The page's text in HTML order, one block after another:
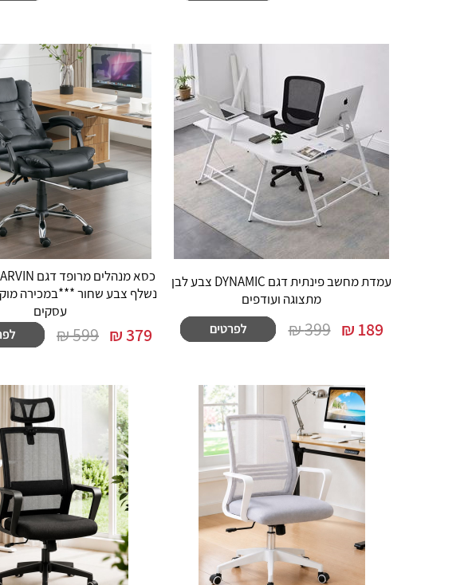
עמדת מחשב פינתית דגם DYNAMIC צבע לבן
מתצוגה ועודפים
189
₪
399 ₪
עסקים
379
₪
599 ₪